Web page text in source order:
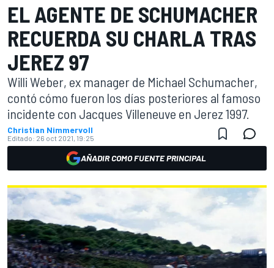
EL AGENTE DE SCHUMACHER
RECUERDA SU CHARLA TRAS
JEREZ 97
Willi Weber, ex manager de Michael Schumacher,
contó cómo fueron los días posteriores al famoso
incidente con Jacques Villeneuve en Jerez 1997.
Christian Nimmervoll
Editado: 26 oct 2021, 19:25
AÑADIR COMO FUENTE PRINCIPAL